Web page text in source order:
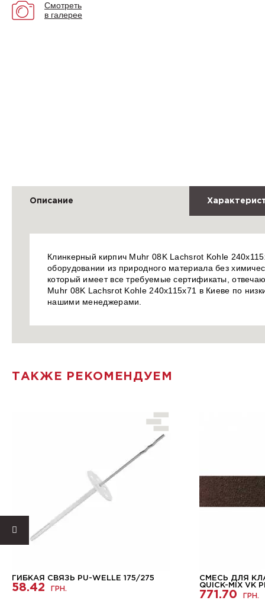
Смотреть
в галерее
Описание
Клинкерный кирпич Muhr 08K Lachsrot Kohle
оборудовании из природного материала без
который имеет все требуемые сертификаты,
Muhr 08K Lachsrot Kohle 240x115x71 в Киеве по
нашими менеджерами.
ТАКЖЕ РЕКОМЕНДУЕМ
ГИБКАЯ СВЯЗЬ PU-WELLE 175/275
58.42 ГРН.
СМЕСЬ ДЛЯ
QUICK-MIX VK
771.70 ГРН.